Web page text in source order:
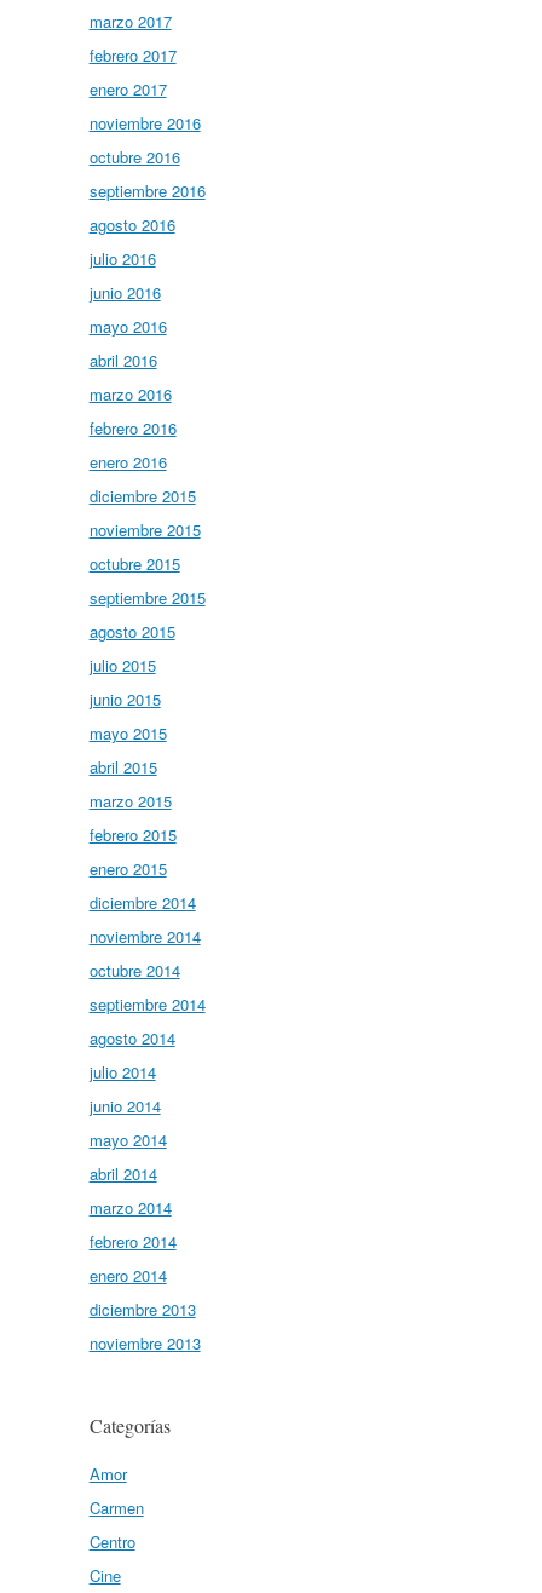
marzo 2017
febrero 2017
enero 2017
noviembre 2016
octubre 2016
septiembre 2016
agosto 2016
julio 2016
junio 2016
mayo 2016
abril 2016
marzo 2016
febrero 2016
enero 2016
diciembre 2015
noviembre 2015
octubre 2015
septiembre 2015
agosto 2015
julio 2015
junio 2015
mayo 2015
abril 2015
marzo 2015
febrero 2015
enero 2015
diciembre 2014
noviembre 2014
octubre 2014
septiembre 2014
agosto 2014
julio 2014
junio 2014
mayo 2014
abril 2014
marzo 2014
febrero 2014
enero 2014
diciembre 2013
noviembre 2013
Categorías
Amor
Carmen
Centro
Cine